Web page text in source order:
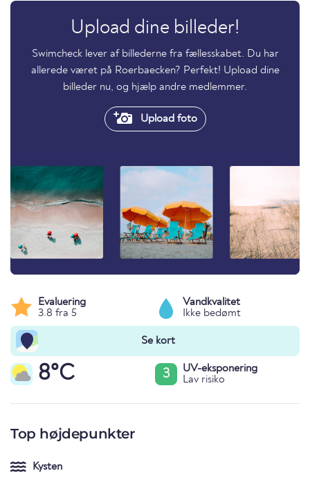
Upload dine billeder!
Swimcheck lever af billederne fra fællesskabet. Du har
allerede været på Roerbaecken? Perfekt! Upload dine
billeder nu, og hjælp andre medlemmer.
Upload foto
Evaluering
3.8 fra 5
Vandkvalitet
Ikke bedømt
Se kort
8°C 3
UV-eksponering
Lav risiko
Top højdepunkter
Kysten